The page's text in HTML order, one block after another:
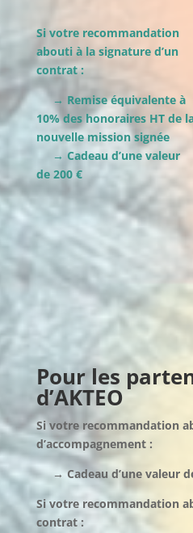
Si votre recommandation
abouti à la signature d’un
contrat :
→ Remise équivalente à
10% des honoraires HT de
nouvelle mission signée
→ Cadeau d’une valeur
de 200 €
Pour les
d’AKTEO
Si votre recommandation
d’accompagnement :
→ Cadeau d’une valeur
Si votre recommandation
contrat :